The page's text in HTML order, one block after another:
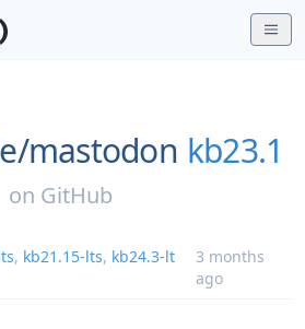
mastodon kb23.1
on GitHub
, kb21.15-lts, kb24.3-lt
3 months
ago